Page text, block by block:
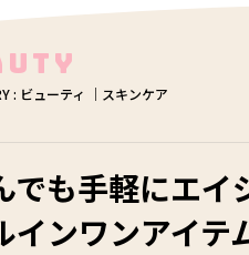
: ビューティ ｜スキンケア
でも手軽にエ
インワンアイテ